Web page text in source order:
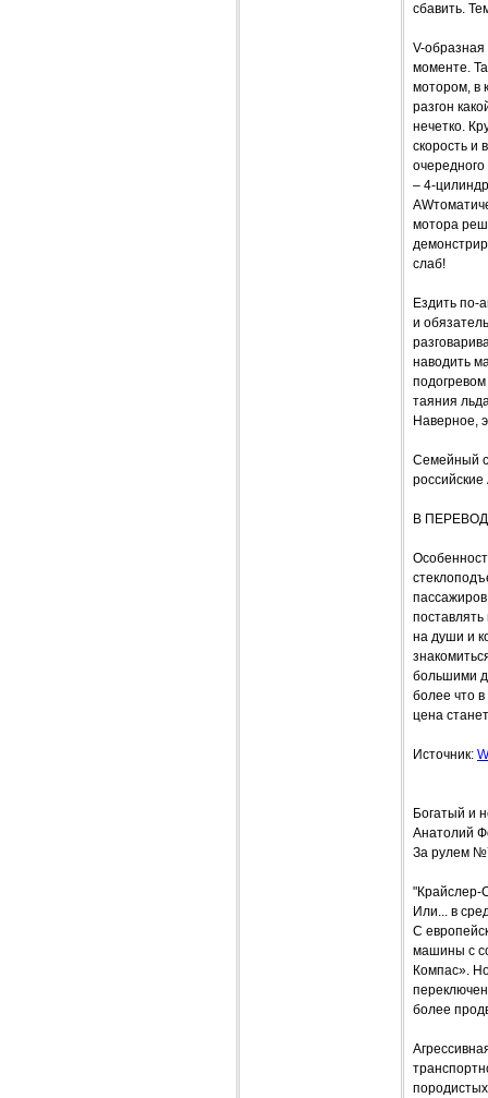
сбавить.
V-
моменте.
мотором, в
разгон
нечетко.
скорость и
– 4-
мотора
слаб!
Ездить по-
и
наводить
таяния
Наверное,
Семейный
В
на души и
большими
более что
цена
Источник:
Богатый и
Анатолий
За рулем
"Крайслер-
Или... в
С
машины с
Компас».
более